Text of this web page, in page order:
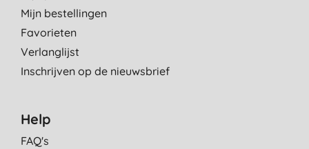
Mijn bestellingen
Favorieten
Verlanglijst
Inschrijven op de nieuwsbrief
Help
FAQ's